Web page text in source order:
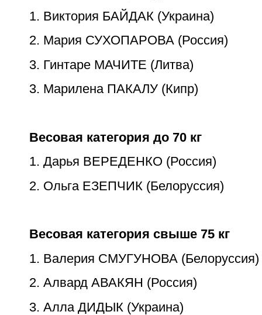
1. Виктория БАЙДАК (Украина)
2. Мария СУХОПАРОВА (Россия)
3. Гинтаре МАЧИТЕ (Литва)
3. Марилена ПАКАЛУ (Кипр)
Весовая категория до 70 кг
1. Дарья ВЕРЕДЕНКО (Россия)
2. Ольга ЕЗЕПЧИК (Белоруссия)
Весовая категория свыше 75 кг
1. Валерия СМУГУНОВА (Белоруссия)
2. Алвард АВАКЯН (Россия)
3. Алла ДИДЫК (Украина)